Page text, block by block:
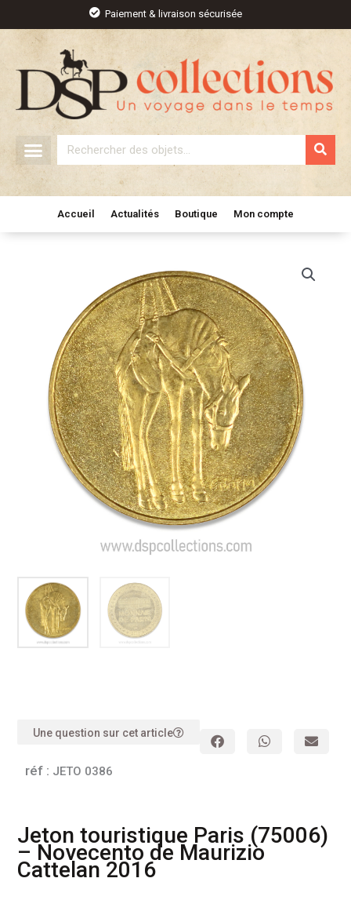
contenu
Paiement & livraison sécurisée
Rechercher
Accueil Actualités Boutique Mon compte
Une question sur cet article
réf : JETO 0386
Jeton touristique Paris (75006)
– Novecento de Maurizio
Cattelan 2016